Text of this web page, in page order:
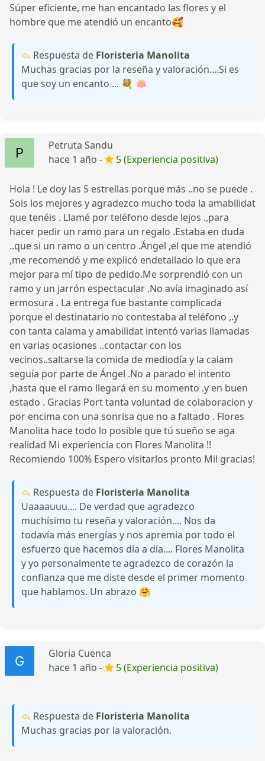
Súper eficiente, me han encantado las flores y el
hombre que me atendió un encanto🥰
Respuesta de Floristeria Manolita
Muchas gracias por la reseña y valoración....Si es
que soy un encanto.... 💐 🪷
Petruta Sandu
hace 1 año -
5 (Experiencia positiva)
Hola ! Le doy las 5 estrellas porque más ..no se puede .
Sois los mejores y agradezco mucho toda la amabilidat
que tenéis . Llamé por teléfono desde lejos .,para
hacer pedir un ramo para un regalo .Estaba en duda
..que si un ramo o un centro .Ángel ,el que me atendió
,me recomendó y me explicó endetallado lo que era
mejor para mí tipo de pedido.Me sorprendió con un
ramo y un jarrón espectacular .No avía imaginado así
ermosura . La entrega fue bastante complicada
porque el destinatario no contestaba al teléfono ,.y
con tanta calama y amabilidat intentó varias llamadas
en varias ocasiones ..contactar con los
vecinos..saltarse la comida de mediodía y la calam
seguía por parte de Ángel .No a parado el intento
,hasta que el ramo llegará en su momento .y en buen
estado . Gracias Port tanta voluntad de colaboracion y
por encima con una sonrisa que no a faltado . Flores
Manolita hace todo lo posible que tú sueño se aga
realidad Mi experiencia con Flores Manolita !!
Recomiendo 100% Espero visitarlos pronto Mil gracias!
Respuesta de Floristeria Manolita
Uaaaauuu.... De verdad que agradezco
muchísimo tu reseña y valoración.... Nos da
todavía más energías y nos apremia por todo el
esfuerzo que hacemos día a día.... Flores Manolita
y yo personalmente te agradezco de corazón la
confianza que me diste desde el primer momento
que hablamos. Un abrazo 🤗
Gloria Cuenca
hace 1 año -
5 (Experiencia positiva)
Respuesta de Floristeria Manolita
Muchas gracias por la valoración.